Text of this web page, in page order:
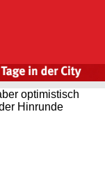
optimistisch
Hinrunde